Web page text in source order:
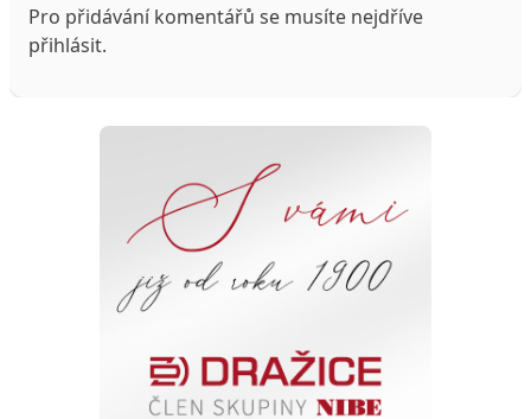
Pro přidávání komentářů se musíte nejdříve
přihlásit.